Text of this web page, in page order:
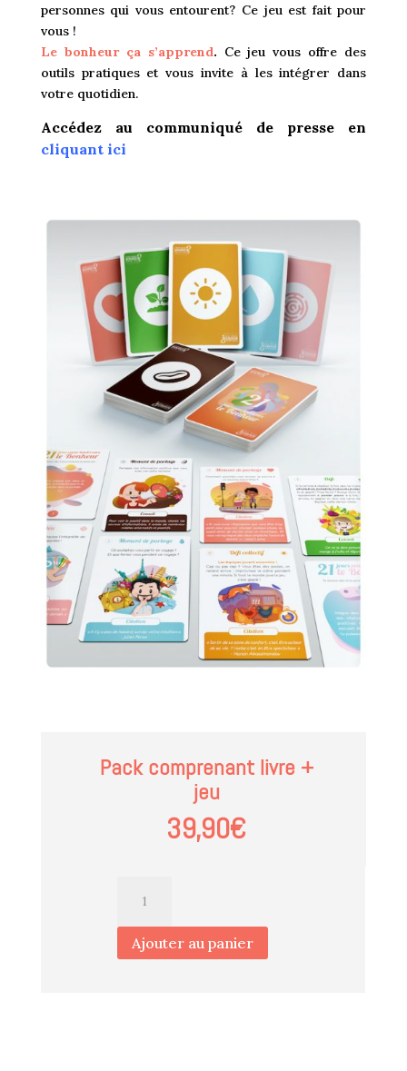
personnes qui vous entourent? Ce jeu est fait pour
vous !
Le bonheur ça s’apprend. Ce jeu vous offre des
outils pratiques et vous invite à les intégrer dans
votre quotidien.
Accédez au communiqué de presse en
cliquant ici
Pack comprenant livre +
jeu
39,90€
Pack
C'estAjouter au panier